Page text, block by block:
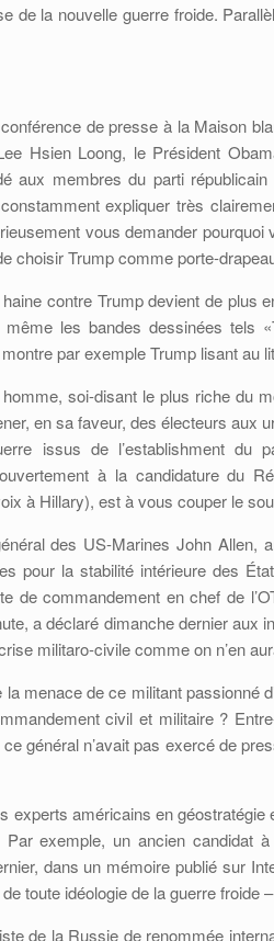
de la nouvelle guerre froide.
de presse à la Maison
Hsien Loong, le Président
aux membres du parti
expliquer très
vous demander
choisir Trump comme porte-
contre Trump devient de plus
les bandes dessinées tels
par exemple Trump lisant au
soi-disant le plus riche du
en sa faveur, des électeurs aux
issus de l’establishment du
à la candidature du
à Hillary), est à vous couper le
des US-Marines John Allen,
pour la stabilité intérieure des
de commandement en chef de
a déclaré dimanche dernier aux
militaro-civile comme on n’en
menace de ce militant passionné
civil et militaire ?
général n’avait pas exercé de
experts américains en
Par exemple, un ancien candidat
dans un mémoire publié sur
toute idéologie de la guerre froide
de la Russie de renommée